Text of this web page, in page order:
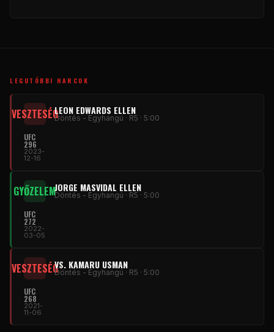
LEGUTÓBBI HARCOK
VESZTESÉGLEON EDWARDS ELLEN
Döntés - Egyhangú · R5 · 5:00
UFC
296
2023-
12-16
GYŐZELEMJORGE MASVIDAL ELLEN
Döntés - Egyhangú · R5 · 5:00
UFC
272
2022-
03-05
VESZTESÉGVS. KAMARU USMAN
Döntés - Egyhangú · R5 · 5:00
UFC
268
2021-
11-06